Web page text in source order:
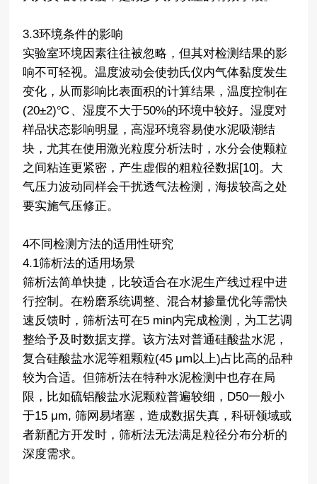
3.3环境条件的影响
实验室环境因素往往被忽略，但其对检测结果的影
响不可轻视。温度波动会使勃氏仪内气体黏度发生
变化，从而影响比表面积的计算结果，温度控制在
(20±2)℃、湿度不大于50%的环境中较好。湿度对
样品状态影响明显，高湿环境容易使水泥吸潮结
块，尤其在使用激光粒度分析法时，水分会使颗粒
之间粘连更紧密，产生虚假的粗粒径数据[10]。大
气压力波动同样会干扰透气法检测，海拔较高之处
要实施气压修正。
4不同检测方法的适用性研究
4.1筛析法的适用场景
筛析法简单快捷，比较适合在水泥生产线过程中进
行控制。在粉磨系统调整、混合材掺量优化等需快
速反馈时，筛析法可在5 min内完成检测，为工艺调
整给予及时数据支撑。该方法对普通硅酸盐水泥，
复合硅酸盐水泥等粗颗粒(45 μm以上)占比高的品种
较为合适。但筛析法在特种水泥检测中也存在局
限，比如硫铝酸盐水泥颗粒普遍较细，D50一般小
于15 μm, 筛网易堵塞，造成数据失真，科研领域或
者新配方开发时，筛析法无法满足粒径分布分析的
深度需求。